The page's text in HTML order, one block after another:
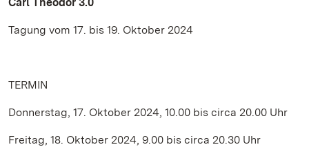
Tagung vom 17. bis 19. Oktober 2024
TERMIN
Donnerstag, 17. Oktober 2024, 10.00 bis circa 20.00 Uhr
Freitag, 18. Oktober 2024, 9.00 bis circa 20.30 Uhr